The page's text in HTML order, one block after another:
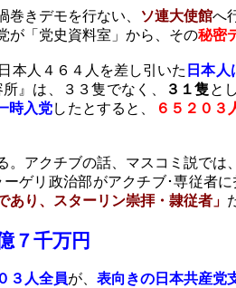
巻きデモを行ない、 ソ連大使館へ
が「党史資料室」から、その秘密
本人４６４人を差し引いた 日本人
』は、３３隻でなく、 ３１隻 と
時入党したとすると、 ６５２０３
。アクチブの話、マスコミ説では、
ゲリ政治部がアクチブ･専従者
あり、スターリン崇拝・隷従者」
７千万円
３人全員が、 表向きの日本共産党